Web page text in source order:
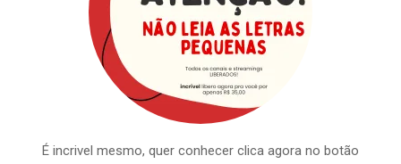
É incrivel mesmo, quer conhecer clica agora no botão